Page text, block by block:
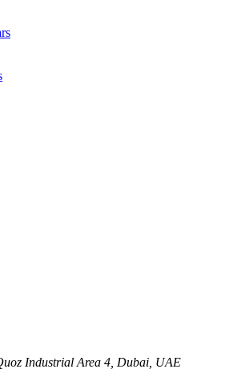
Industrial Area 4, Dubai, UAE